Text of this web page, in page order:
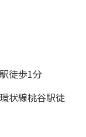
徒歩1分
状線桃谷駅徒